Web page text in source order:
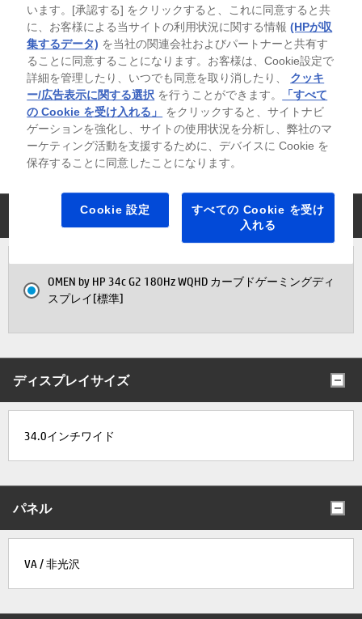
キャンペーン内容・注意事項
製品名/構成名の背景色について
入荷待ち
お取り寄せ製品
※背景色がグレーの場合は在庫切れ（入荷待ち）、緑色の場合、その製品はお
取り寄せ製品（ご注文後、部材を調達）となります。「※」がつく部材は、
納期にお時間を頂く可能性がございます。
全て表示する
OMEN by HP 34c G2 180Hz WQHD カーブドゲーミングディ
スプレイ[標準]
ディスプレイサイズ
34.0インチワイド
パネル
VA / 非光沢
います。[承認する] をクリックすると、これに同意すると共
に、お客様による当サイトの利用状況に関する情報(HPが収
集するデータ) を当社の関連会社およびパートナーと共有す
ることに同意することになります。お客様は、Cookie設定で
詳細を管理したり、いつでも同意を取り消したり、 クッキ
ー/広告表示に関する選択 を行うことができます。
「すべて
の Cookie を受け入れる」
をクリックすると、サイトナビ
ゲーションを強化し、サイトの使用状況を分析し、弊社のマ
ーケティング活動を支援するために、デバイスに Cookie を
保存することに同意したことになります。
Cookie 設定
すべての Cookie を受け
入れる